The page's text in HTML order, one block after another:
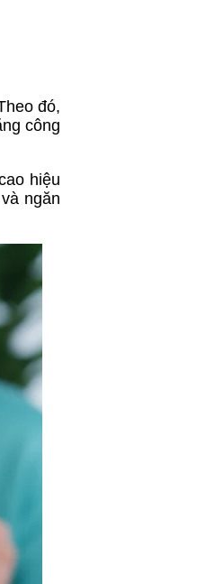
đó,
công
hiệu
ngăn